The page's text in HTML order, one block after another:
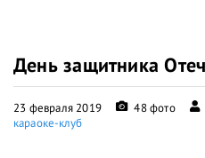
День защитника
23 февраля 2019 48 фото
караоке-клуб